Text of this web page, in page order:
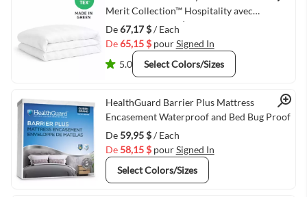
Quick View
Merit Collection™ Hospitality avec
fermeture à rabat | Literie blanche pour
hôtel
De67,17 $/ Each
De65,15 $ pourSigned In
5.0
Select Colors/Sizes
Quick View
HealthGuard Barrier Plus Mattress
Encasement Waterproof and Bed Bug Proof
De59,95 $/ Each
De 58,15 $ pourSigned In
Select Colors/Sizes